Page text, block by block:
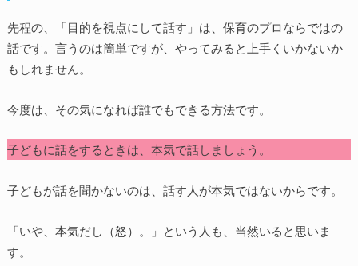
先程の、「目的を視点にして話す」は、保育のプロならではの
話です。言うのは簡単ですが、やってみると上手くいかないか
もしれません。
今度は、その気になれば誰でもできる方法です。
子どもに話をするときは、本気で話しましょう。
子どもが話を聞かないのは、話す人が本気ではないからです。
「いや、本気だし（怒）。」という人も、当然いると思いま
す。